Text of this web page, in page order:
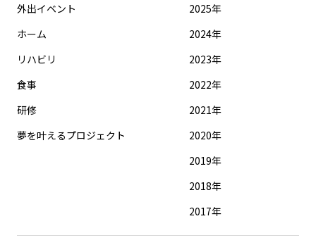
外出イベント
ホーム
リハビリ
食事
研修
夢を叶えるプロジェクト
2025年
2024年
2023年
2022年
2021年
2020年
2019年
2018年
2017年